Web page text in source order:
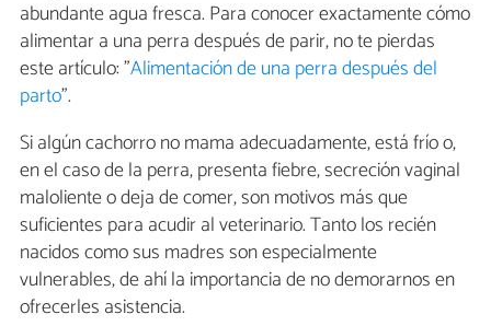
abundante agua fresca. Para conocer exactamente cómo
alimentar a una perra después de parir, no te pierdas
este artículo: "Alimentación de una perra después del
parto".
Si algún cachorro no mama adecuadamente, está frío o,
en el caso de la perra, presenta fiebre, secreción vaginal
maloliente o deja de comer, son motivos más que
suficientes para acudir al veterinario. Tanto los recién
nacidos como sus madres son especialmente
vulnerables, de ahí la importancia de no demorarnos en
ofrecerles asistencia.